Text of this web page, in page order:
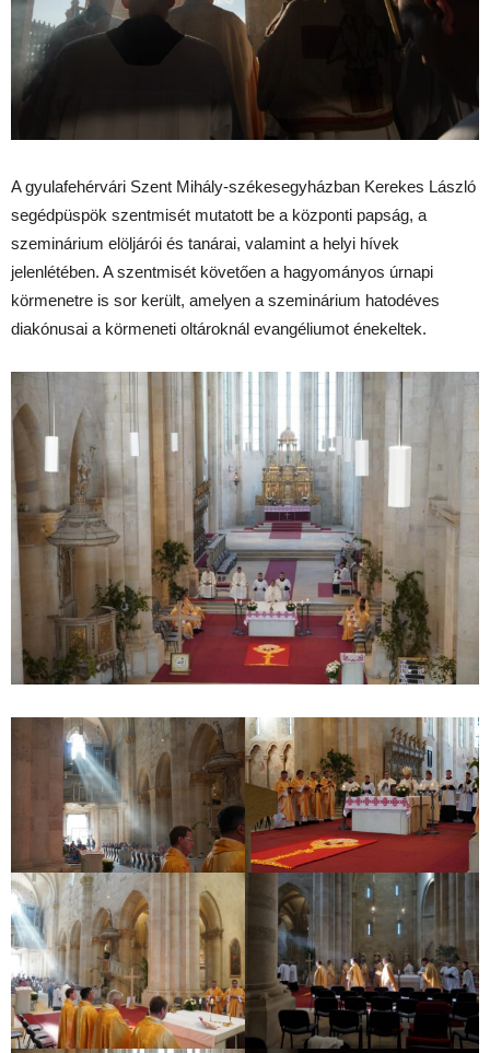
A gyulafehérvári Szent Mihály-székesegyházban Kerekes László
segédpüspök szentmisét mutatott be a központi papság, a
szeminárium elöljárói és tanárai, valamint a helyi hívek
jelenlétében. A szentmisét követően a hagyományos úrnapi
körmenetre is sor került, amelyen a szeminárium hatodéves
diakónusai a körmeneti oltároknál evangéliumot énekeltek.